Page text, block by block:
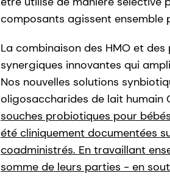
composants agissent ensemble
La combinaison des HMO et
synergiques innovantes qui
Nos nouvelles solutions
oligosaccharides de lait humain
souches probiotiques pour
été cliniquement documentées
coadministrés. En travaillant
somme de leurs parties - en